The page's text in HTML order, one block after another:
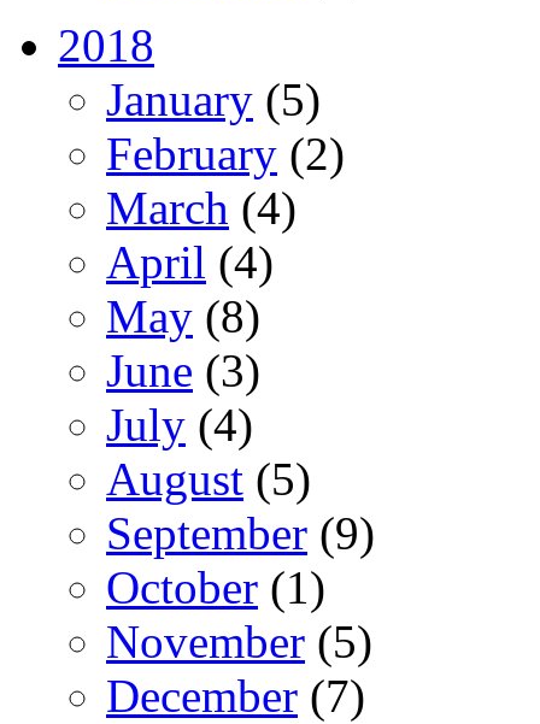
2018
January (5)
February (2)
March (4)
April (4)
May (8)
June (3)
July (4)
August (5)
September (9)
October (1)
November (5)
December (7)